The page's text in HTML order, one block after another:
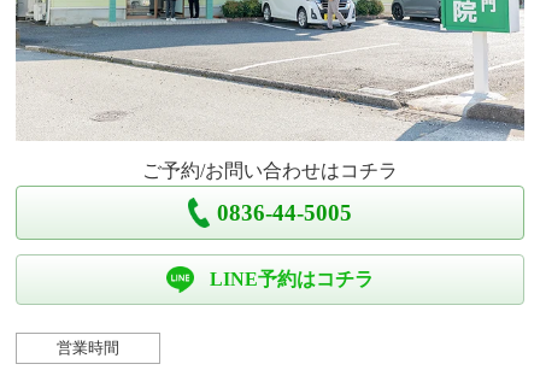
ご予約/お問い合わせはコチラ
0836-44-5005
LINE予約はコチラ
営業時間